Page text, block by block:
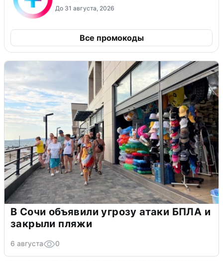
До 31 августа, 2026
Все промокоды
В Сочи объявили угрозу атаки БПЛА и
закрыли пляжи
6 августа 0